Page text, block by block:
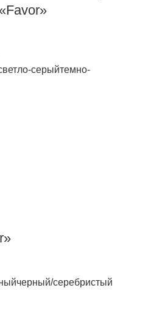
серыйтемно-
черный/серебристый